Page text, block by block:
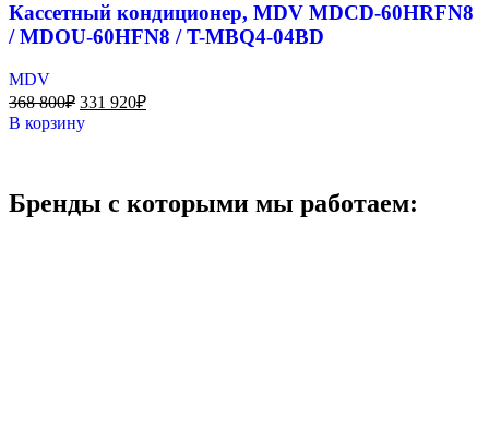
Кассетный кондиционер, MDV MDCD-60HRFN8
/ MDOU-60HFN8 / T-MBQ4-04BD
MDV
368 800₽ 331 920₽
В корзину
Бренды с которыми мы работаем: